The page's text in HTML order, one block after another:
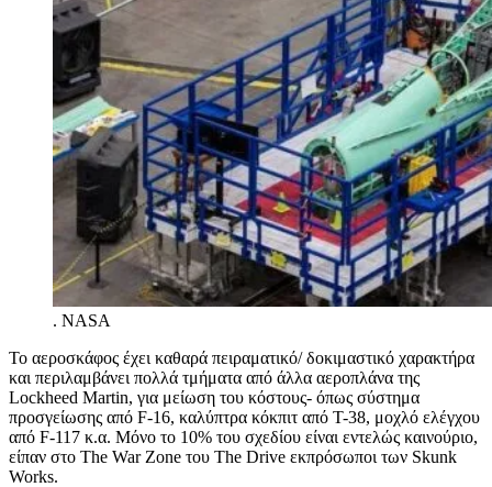
. NASA
Το αεροσκάφος έχει καθαρά πειραματικό/ δοκιμαστικό χαρακτήρα
και περιλαμβάνει πολλά τμήματα από άλλα αεροπλάνα της
Lockheed Martin, για μείωση του κόστους- όπως σύστημα
προσγείωσης από F-16, καλύπτρα κόκπιτ από Τ-38, μοχλό ελέγχου
από F-117 κ.α. Μόνο το 10% του σχεδίου είναι εντελώς καινούριο,
είπαν στο The War Zone του The Drive εκπρόσωποι των Skunk
Works.